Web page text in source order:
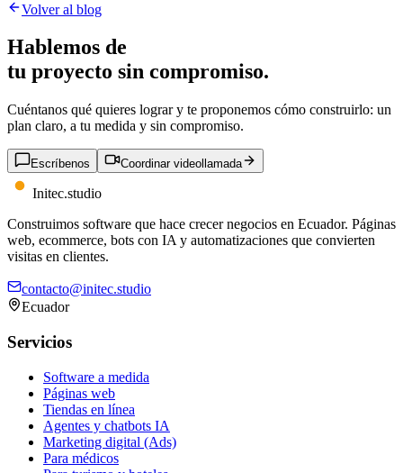
Volver al blog
Hablemos de
tu proyecto sin compromiso.
Cuéntanos qué quieres lograr y te proponemos cómo construirlo: un
plan claro, a tu medida y sin compromiso.
Escríbenos Coordinar videollamada
Initec.studio
Construimos software que hace crecer negocios en Ecuador. Páginas
web, ecommerce, bots con IA y automatizaciones que convierten
visitas en clientes.
contacto@initec.studio
Ecuador
Servicios
Software a medida
Páginas web
Tiendas en línea
Agentes y chatbots IA
Marketing digital (Ads)
Para médicos